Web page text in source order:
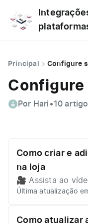
Principal Configure
Configure
Por Hari •10
Como criar e
na loja
🎥 Assista ao vídeo
s://youtu.be/KLJUOY6XhOg
tutorial (Shopify): https://youtu.be/1XeCq6oAoN
4 Ou siga o passo a passo abaixo. 📌 Passo a p
Última atualização
Como atualizar